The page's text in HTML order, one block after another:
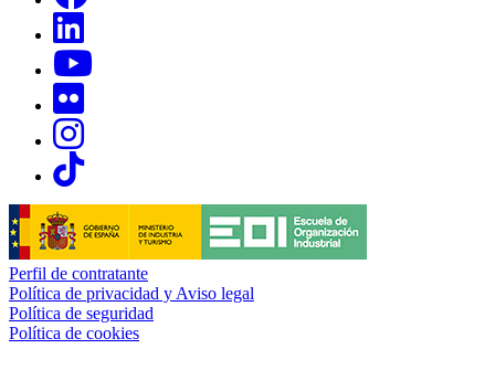
Links, Opens in this window
Links, Opens in this window
Links, Opens in this window
Links, Opens in this window
Perfil de contratante
Política de privacidad y Aviso legal
Política de seguridad
Política de cookies